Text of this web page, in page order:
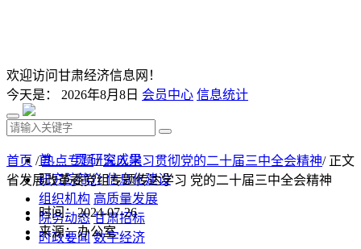
欢迎访问甘肃经济信息网！
今天是： 2026年8月8日 会员中心 信息统计
首 页 研究成果
研究院简介 信息化建设
组织机构 高质量发展
院务动态 甘肃招标
时政要闻 数字经济
首页 /热点专题/深入学习贯彻党的二十届三中全会精神/ 正文
省发展改革委党组专题传达学习 党的二十届三中全会精神
时间：2024-07-26
来源：办公室